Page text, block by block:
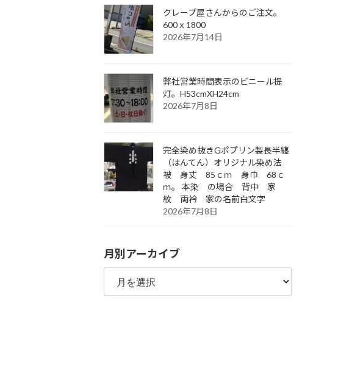
クレープ屋さんからのご注文。
600ｘ1800
2026年7月14日
弊社営業時間表示のビニール提
灯。H53cmXH24cm
2026年7月8日
完全染め抜きGポプリン製長半纏
（はんてん）オリジナル染め法
被 身丈 85ｃｍ 身巾 68ｃ
ｍ。 本染 の場合 背中 家
紋 両衿 家の名前白文字
2026年7月8日
月別アーカイブ
月
ア